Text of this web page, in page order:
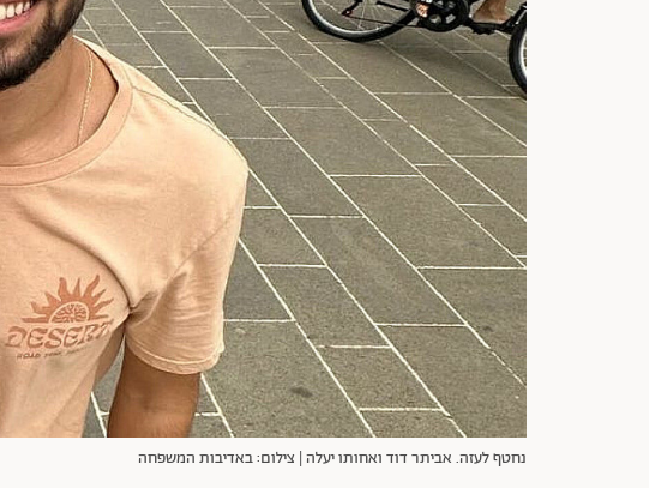
נחטף לעזה. אביתר דוד ואחותו יעלה | צילום: באדיבות המשפחה